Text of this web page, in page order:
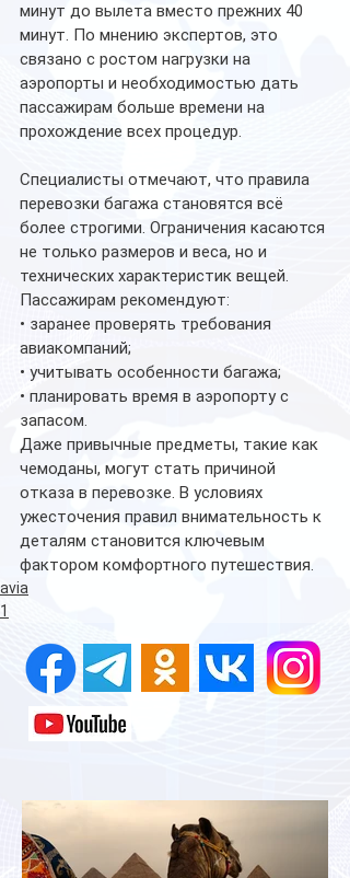
минут до вылета вместо прежних 40
минут. По мнению экспертов, это
связано с ростом нагрузки на
аэропорты и необходимостью дать
пассажирам больше времени на
прохождение всех процедур.
Специалисты отмечают, что правила
перевозки багажа становятся всё
более строгими. Ограничения касаются
не только размеров и веса, но и
технических характеристик вещей.
Пассажирам рекомендуют:
• заранее проверять требования
авиакомпаний;
• учитывать особенности багажа;
• планировать время в аэропорту с
запасом.
Даже привычные предметы, такие как
чемоданы, могут стать причиной
отказа в перевозке. В условиях
ужесточения правил внимательность к
деталям становится ключевым
фактором комфортного путешествия.
avia
1